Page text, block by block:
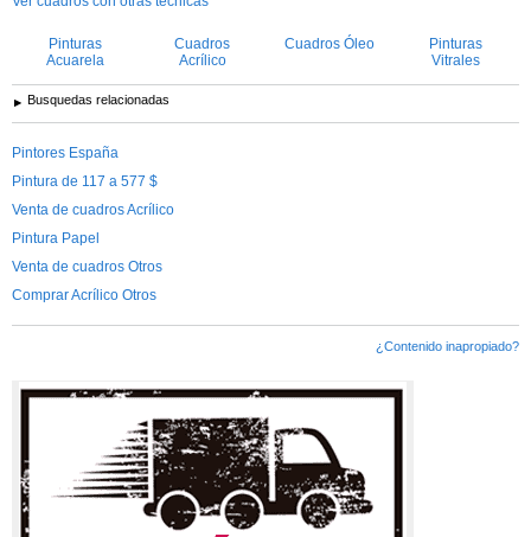
Pinturas
Acuarela
Cuadros
Acrílico
Cuadros Óleo
Pinturas
Vitrales
Busquedas relacionadas
Pintores España
Pintura de 117 a 577 $
Venta de cuadros Acrílico
Pintura Papel
Venta de cuadros Otros
Comprar Acrílico Otros
¿Contenido inapropiado?